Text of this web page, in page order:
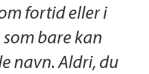
fortid eller i
bare kan
navn. Aldri, du